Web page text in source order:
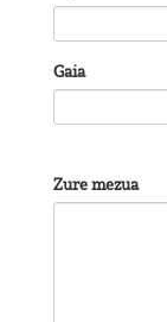
Gaia
Zure mezua